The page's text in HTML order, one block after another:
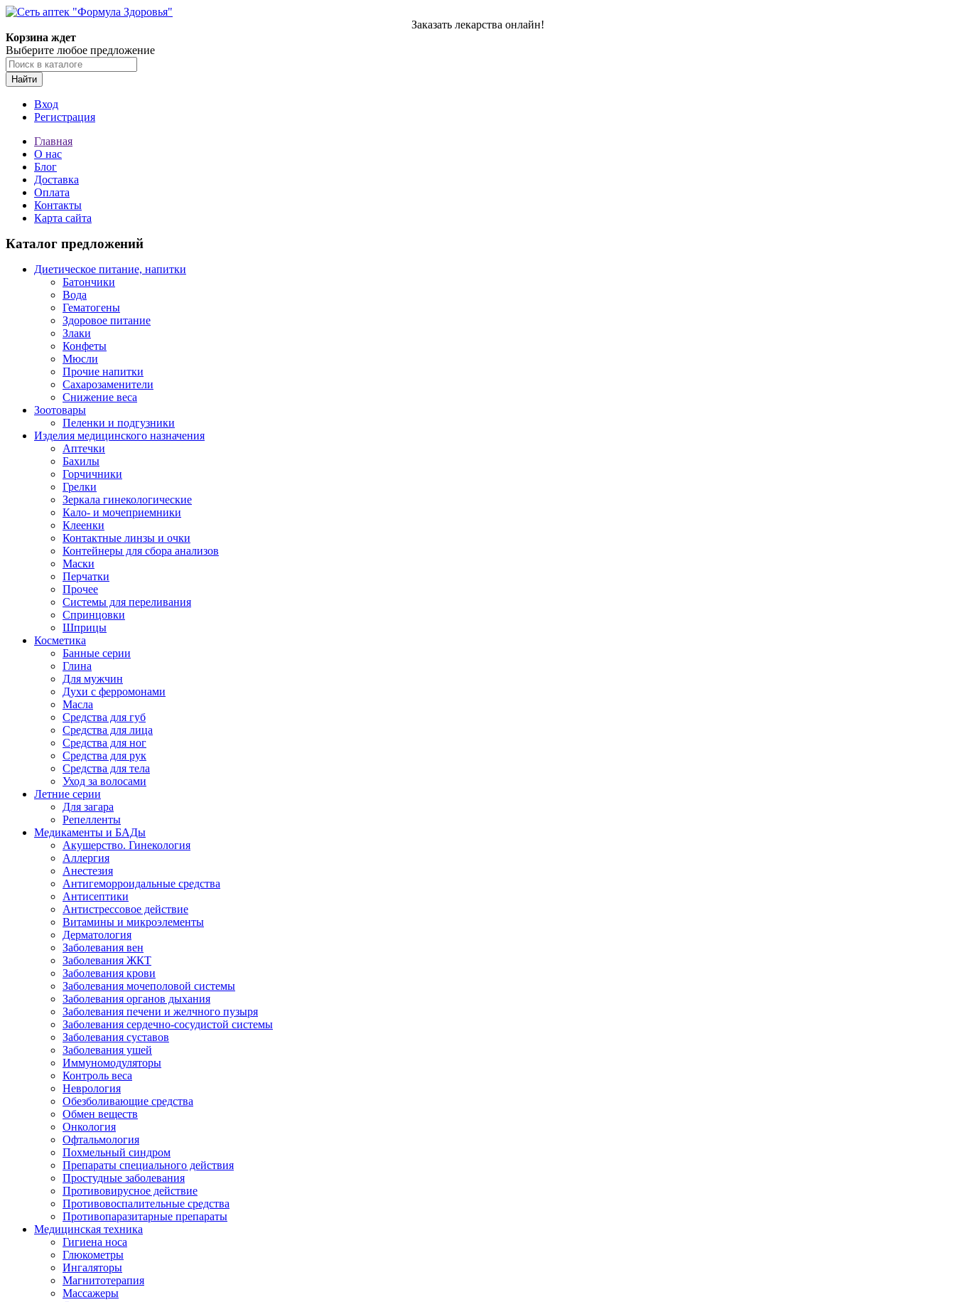
Заказать лекарства онлайн!
Корзина ждет
Выберите любое предложение
Найти
Вход
Регистрация
Главная
О нас
Блог
Доставка
Оплата
Контакты
Карта сайта
Каталог предложений
Диетическое питание, напитки
Батончики
Вода
Гематогены
Здоровое питание
Злаки
Конфеты
Мюсли
Прочие напитки
Сахарозаменители
Снижение веса
Зоотовары
Пеленки и подгузники
Изделия медицинского назначения
Аптечки
Бахилы
Горчичники
Грелки
Зеркала гинекологические
Кало- и мочеприемники
Клеенки
Контактные линзы и очки
Контейнеры для сбора анализов
Маски
Перчатки
Прочее
Системы для переливания
Спринцовки
Шприцы
Косметика
Банные серии
Глина
Для мужчин
Духи с ферромонами
Масла
Средства для губ
Средства для лица
Средства для ног
Средства для рук
Средства для тела
Уход за волосами
Летние серии
Для загара
Репелленты
Медикаменты и БАДы
Акушерство. Гинекология
Аллергия
Анестезия
Антигеморроидальные средства
Антисептики
Антистрессовое действие
Витамины и микроэлементы
Дерматология
Заболевания вен
Заболевания ЖКТ
Заболевания крови
Заболевания мочеполовой системы
Заболевания органов дыхания
Заболевания печени и желчного пузыря
Заболевания сердечно-сосудистой системы
Заболевания суставов
Заболевания ушей
Иммуномодуляторы
Контроль веса
Неврология
Обезболивающие средства
Обмен веществ
Онкология
Офтальмология
Похмельный синдром
Препараты специального действия
Простудные заболевания
Противовирусное действие
Противовоспалительные средства
Противопаразитарные препараты
Медицинская техника
Гигиена носа
Глюкометры
Ингаляторы
Магнитотерапия
Массажеры